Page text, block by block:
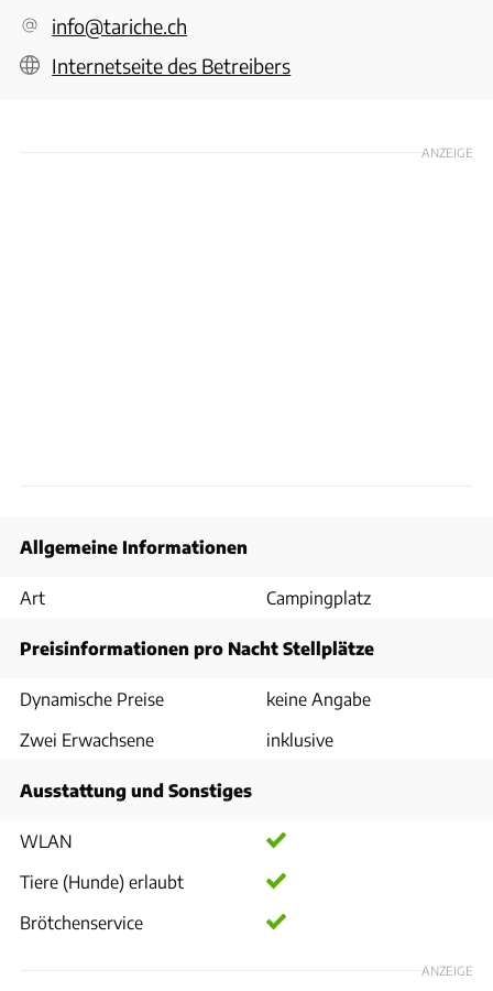
info@tariche.ch
Internetseite des Betreibers
ANZEIGE
Allgemeine Informationen
Art Campingplatz
Preisinformationen pro Nacht Stellplätze
Dynamische Preise
keine Angabe
Zwei Erwachsene
inklusive
Ausstattung und Sonstiges
WLAN
Tiere (Hunde) erlaubt
Brötchenservice
ANZEIGE